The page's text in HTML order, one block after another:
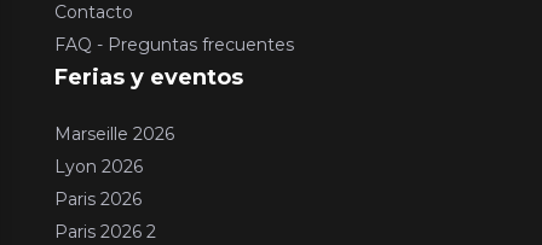
Contacto
FAQ - Preguntas frecuentes
Ferias y eventos
Marseille 2026
Lyon 2026
Paris 2026
Paris 2026 2